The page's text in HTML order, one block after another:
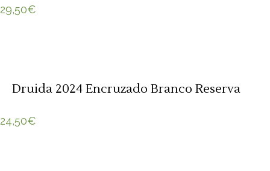
29,50€
Druida 2024 Encruzado Branco Reserva
24,50€